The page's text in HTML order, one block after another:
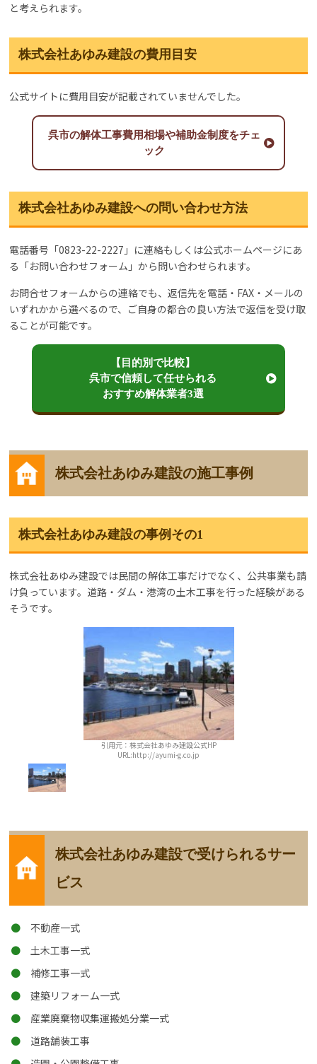
と考えられます。
株式会社あゆみ建設の費用目安
公式サイトに費用目安が記載されていませんでした。
呉市の解体工事費用相場や補助金制度をチェ
ック
株式会社あゆみ建設への問い合わせ方法
電話番号「0823-22-2227」に連絡もしくは公式ホームページにあ
る「お問い合わせフォーム」から問い合わせられます。
お問合せフォームからの連絡でも、返信先を電話・FAX・メールの
いずれかから選べるので、ご自身の都合の良い方法で返信を受け取
ることが可能です。
【目的別で比較】
呉市で信頼して任せられる
おすすめ解体業者3選
株式会社あゆみ建設の施工事例
株式会社あゆみ建設の事例その1
株式会社あゆみ建設では民間の解体工事だけでなく、公共事業も請
け負っています。道路・ダム・港湾の土木工事を行った経験がある
そうです。
引用元：株式会社あゆみ建設公式HP
URL:http://ayumi-g.co.jp
株式会社あゆみ建設で受けられるサー
ビス
不動産一式
土木工事一式
補修工事一式
建築リフォーム一式
産業廃棄物収集運搬処分業一式
道路舗装工事